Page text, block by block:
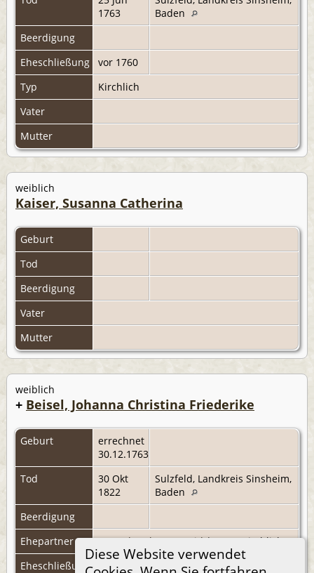
Diese Website verwendet
1763
Baden
Beerdigung
Eheschließung
vor 1760
Typ
Kirchlich
Vater
Mutter
weiblich
Kaiser, Susanna Catherina
Geburt
Tod
Beerdigung
Vater
Mutter
weiblich
+ Beisel, Johanna Christina Friederike
Geburt
errechnet
30.12.1763
Tod
30 Okt
1822
Sulzfeld, Landkreis Sinsheim,
Baden
Beerdigung
Ehepartner
Guggolz, Johann David|F979(Kirchlich)
Eheschließung
29 Jul
Sulzfeld, Landkreis Sinsheim,